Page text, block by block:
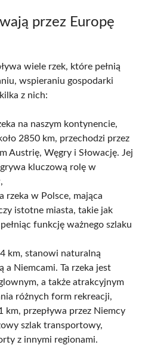
przez Europę
wiele rzek, które pełnią
wspieraniu gospodarki
z nich:
na naszym kontynencie,
2850 km, przechodzi przez
Austrię, Węgry i Słowację. Jej
kluczową rolę w
rzeka w Polsce, mająca
istotne miasta, takie jak
funkcję ważnego szlaku
km, stanowi naturalną
a Niemcami. Ta rzeka jest
a także atrakcyjnym
różnych form rekreacji,
km, przepływa przez Niemcy
szlak transportowy,
z innymi regionami.